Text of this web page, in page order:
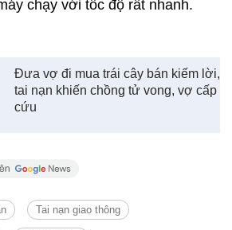
chạy với tốc độ rất nhanh.
Đưa vợ đi mua trái cây bán kiếm lời,
tai nạn khiến chồng tử vong, vợ cấp
cứu
Tai nạn giao thông